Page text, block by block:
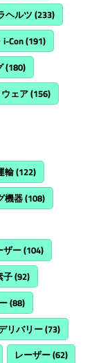
ヘルツ(233)
Con(191)
(180)
ェア(156)
輸(122)
機器(108)
ザー(104)
子(92)
(88)
リバリー(73)
レーザー(62)